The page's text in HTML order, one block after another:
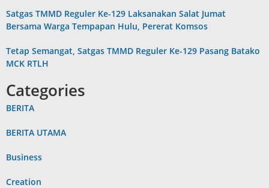
Satgas TMMD Reguler Ke-129 Laksanakan Salat Jumat
Bersama Warga Tempapan Hulu, Pererat Komsos
Tetap Semangat, Satgas TMMD Reguler Ke-129 Pasang Batako
MCK RTLH
Categories
BERITA
BERITA UTAMA
Business
Creation